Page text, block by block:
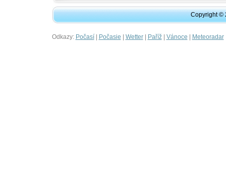
Copyright ©
Odkazy: Počasí| Počasie | Wetter| Paříž| Vánoce | Meteoradar